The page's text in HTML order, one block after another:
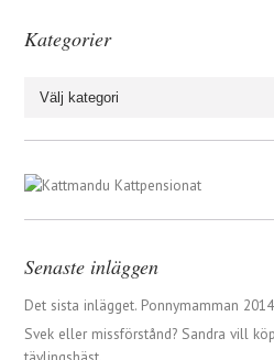
Kategorier
Senaste inläggen
Det sista inlägget. Ponnymamman
Svek eller missförstånd? Sandra vill